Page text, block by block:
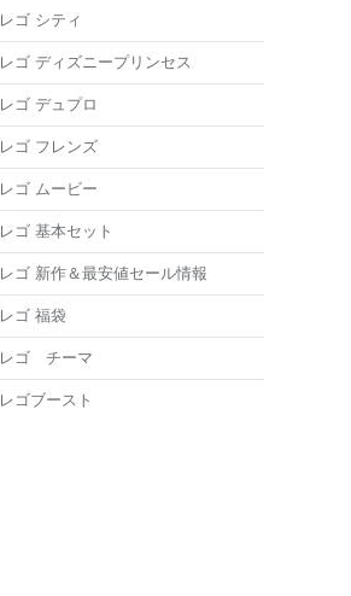
レゴ シティ
レゴ ディズニープリンセス
レゴ デュプロ
レゴ フレンズ
レゴ ムービー
レゴ 基本セット
レゴ 新作＆最安値セール情報
レゴ 福袋
レゴ チーマ
レゴブースト